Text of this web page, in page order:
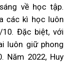
về học tập.
các kì học luôn
Đặc biệt, với
luôn giữ phong
Năm 2022, Huy